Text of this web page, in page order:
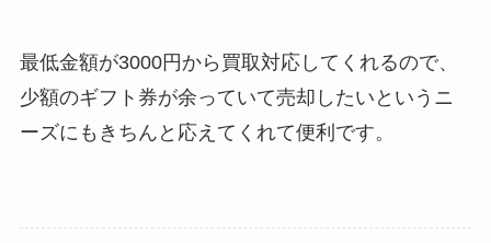
最低金額が3000円から買取対応してくれるので、
少額のギフト券が余っていて売却したいというニ
ーズにもきちんと応えてくれて便利です。